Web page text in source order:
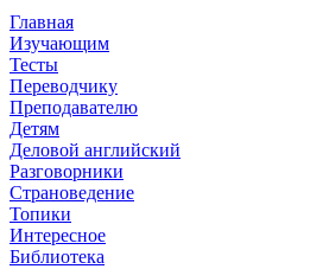
Главная
Изучающим
Тесты
Переводчику
Преподавателю
Детям
Деловой английский
Разговорники
Страноведение
Топики
Интересное
Библиотека